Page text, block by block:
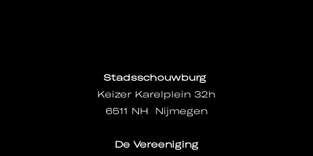
Stadsschouwburg
Keizer Karelplein 32h
6511 NH Nijmegen
De Vereeniging